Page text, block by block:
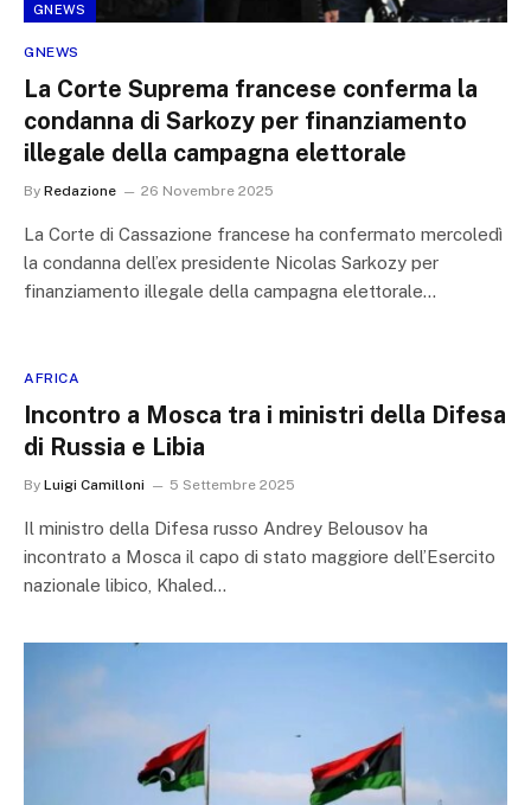
GNEWS
GNEWS
La Corte Suprema francese conferma la
condanna di Sarkozy per finanziamento
illegale della campagna elettorale
By Redazione 26 Novembre 2025
La Corte di Cassazione francese ha confermato mercoledì
la condanna dell’ex presidente Nicolas Sarkozy per
finanziamento illegale della campagna elettorale…
AFRICA
Incontro a Mosca tra i ministri della Difesa
di Russia e Libia
By Luigi Camilloni 5 Settembre 2025
Il ministro della Difesa russo Andrey Belousov ha
incontrato a Mosca il capo di stato maggiore dell’Esercito
nazionale libico, Khaled…